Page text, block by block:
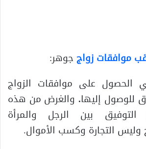
موافقات زواججوهر:
على موافقات الزواج
للوصول إليها. والغرض من هذه
بين الرجل والمرأة
وليس التجارة وكسب الأموال.